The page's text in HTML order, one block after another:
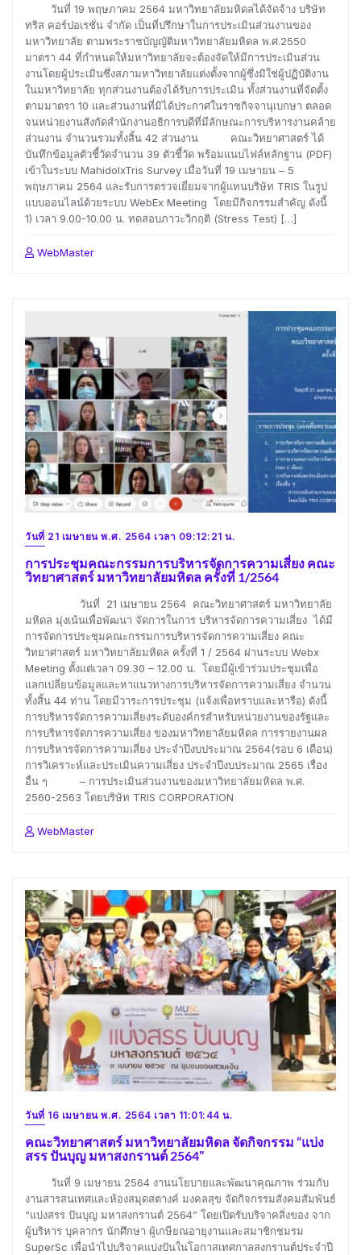
วันที่ 19 พฤษภาคม 2564 มหาวิทยาลัยมหิดลได้จัดจ้าง บริษัท
ทริส คอร์ปอเรชั่น จำกัด เป็นที่ปรึกษาในการประเมินส่วนงานของ
มหาวิทยาลัย ตามพระราชบัญญัติมหาวิทยาลัยมหิดล พ.ศ.2550
มาตรา 44 ที่กำหนดให้มหาวิทยาลัยจะต้องจัดให้มีการประเมินส่วน
งานโดยผู้ประเมินซึ่งสภามหาวิทยาลัยแต่งตั้งจากผู้ซึ่งมิใช่ผู้ปฏิบัติงาน
ในมหาวิทยาลัย ทุกส่วนงานต้องได้รับการประเมิน ทั้งส่วนงานที่จัดตั้ง
ตามมาตรา 10 และส่วนงานที่มิได้ประกาศในราชกิจจานุเบกษา ตลอด
จนหน่วยงานสังกัดสำนักงานอธิการบดีที่มีลักษณะการบริหารงานคล้าย
ส่วนงาน จำนวนรวมทั้งสิ้น 42 ส่วนงาน คณะวิทยาศาสตร์ ได้
บันทึกข้อมูลตัวชี้วัดจำนวน 39 ตัวชี้วัด พร้อมแนบไฟล์หลักฐาน (PDF)
เข้าในระบบ MahidolxTris Survey เมื่อวันที่ 19 เมษายน – 5
พฤษภาคม 2564 และรับการตรวจเยี่ยมจากผู้แทนบริษัท TRIS ในรูป
แบบออนไลน์ด้วยระบบ WebEx Meeting โดยมีกิจกรรมสำคัญ ดังนี้
1) เวลา 9.00-10.00 น. ทดสอบภาวะวิกฤติ (Stress Test) […]
WebMaster
วันที่ 21 เมษายน พ.ศ. 2564 เวลา 09:12:21 น.
การประชุมคณะกรรมการบริหารจัดการความเสี่ยง คณะ
วิทยาศาสตร์ มหาวิทยาลัยมหิดล ครั้งที่ 1/2564
วันที่ 21 เมษายน 2564 คณะวิทยาศาสตร์ มหาวิทยาลัย
มหิดล มุ่งเน้นเพื่อพัฒนา จัดการในการ บริหารจัดการความเสี่ยง ได้มี
การจัดการประชุมคณะกรรมการบริหารจัดการความเสี่ยง คณะ
วิทยาศาสตร์ มหาวิทยาลัยมหิดล ครั้งที่ 1 / 2564 ผ่านระบบ Webx
Meeting ตั้งแต่เวลา 09.30 – 12.00 น. โดยมีผู้เข้าร่วมประชุมเพื่อ
แลกเปลี่ยนข้อมูลและหาแนวทางการบริหารจัดการความเสี่ยง จำนวน
ทั้งสิ้น 44 ท่าน โดยมีวาระการประชุม (แจ้งเพื่อทราบและหารือ) ดังนี้
การบริหารจัดการความเสี่ยงระดับองค์กรสำหรับหน่วยงานของรัฐและ
การบริหารจัดการความเสี่ยง ของมหาวิทยาลัยมหิดล การรายงานผล
การบริหารจัดการความเสี่ยง ประจำปีงบประมาณ 2564(รอบ 6 เดือน)
การวิเคราะห์และประเมินความเสี่ยง ประจำปีงบประมาณ 2565 เรื่อง
อื่น ๆ – การประเมินส่วนงานของมหาวิทยาลัยมหิดล พ.ศ.
2560-2563 โดยบริษัท TRIS CORPORATION
WebMaster
วันที่ 16 เมษายน พ.ศ. 2564 เวลา 11:01:44 น.
คณะวิทยาศาสตร์ มหาวิทยาลัยมหิดล จัดกิจกรรม “แบ่ง
สรร ปันบุญ มหาสงกรานต์ 2564”
วันที่ 9 เมษายน 2564 งานนโยบายและพัฒนาคุณภาพ ร่วมกับ
งานสารสนเทศและห้องสมุดสตางค์ มงคลสุข จัดกิจกรรมสังคมสัมพันธ์
“แบ่งสรร ปันบุญ มหาสงกรานต์ 2564” โดยเปิดรับบริจาคสิ่งของ จาก
ผู้บริหาร บุคลากร นักศึกษา ผู้เกษียณอายุงานและสมาชิกชมรม
SuperSc เพื่อนำไปบริจาคแบ่งปันในโอกาสเทศกาลสงกรานต์ประจำปี